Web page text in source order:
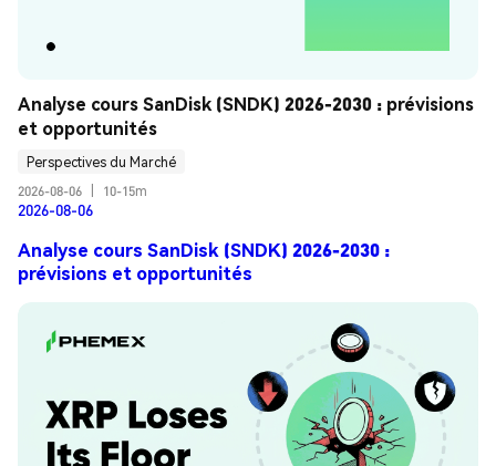
Analyse cours SanDisk (SNDK) 2026-2030 : prévisions
et opportunités
Perspectives du Marché
2026-08-06
10-15m
2026-08-06
Analyse cours SanDisk (SNDK) 2026-2030 :
prévisions et opportunités